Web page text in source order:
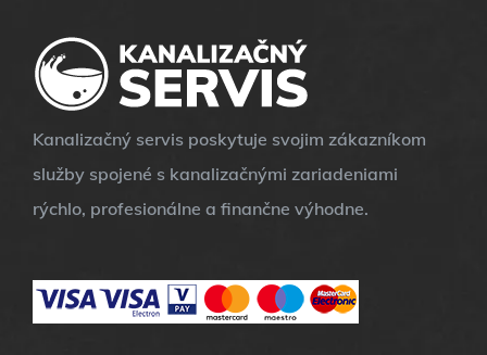
Kanalizačný servis poskytuje svojim zákazníkom
služby spojené s kanalizačnými zariadeniami
rýchlo, profesionálne a finančne výhodne.